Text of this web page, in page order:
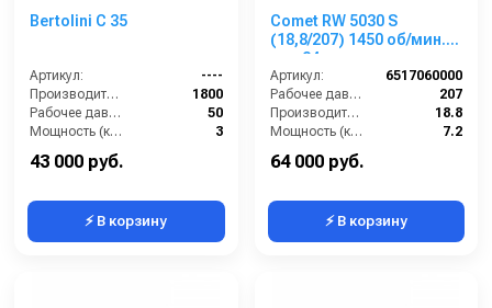
Bertolini С 35
Артикул:
----
Производительность (л/ч):
1800
Рабочее давление (бар):
50
Мощность (кВт):
3
43 000 руб.
⚡ В корзину
Comet RW 5030 S
(18,8/207) 1450 об/мин.
вал 24мм
Артикул:
6517060000
Рабочее давление (бар):
207
Производительность (л/мин):
18.8
Мощность (кВт):
7.2
Обороты двигателя (об/мин):
64 000 руб.
⚡ В корзину